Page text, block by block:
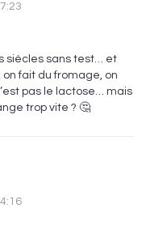
siècles sans test… et
fait du fromage, on
pas le lactose… mais
trop vite ? 🤔